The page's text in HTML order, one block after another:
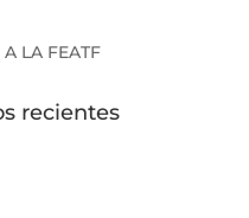
LA FEATF
recientes